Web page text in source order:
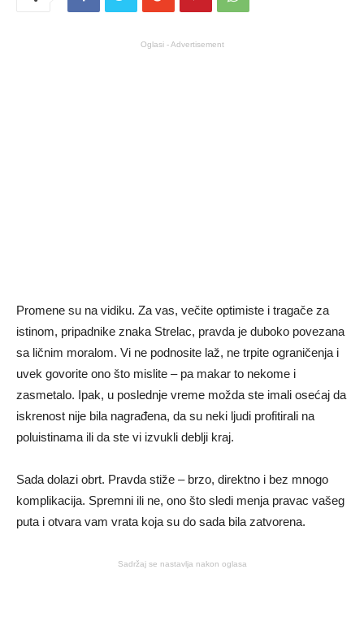
Oglasi - Advertisement
Promene su na vidiku. Za vas, večite optimiste i tragače za
istinom, pripadnike znaka Strelac, pravda je duboko povezana
sa ličnim moralom. Vi ne podnosite laž, ne trpite ograničenja i
uvek govorite ono što mislite – pa makar to nekome i
zasmetalo. Ipak, u poslednje vreme možda ste imali osećaj da
iskrenost nije bila nagrađena, da su neki ljudi profitirali na
poluistinama ili da ste vi izvukli deblji kraj.
Sada dolazi obrt. Pravda stiže – brzo, direktno i bez mnogo
komplikacija. Spremni ili ne, ono što sledi menja pravac vašeg
puta i otvara vam vrata koja su do sada bila zatvorena.
Sadržaj se nastavlja nakon oglasa